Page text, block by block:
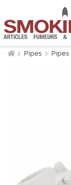
Pipes Pipes